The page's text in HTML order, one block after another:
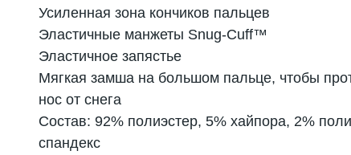
Усиленная зона кончиков пальцев
Эластичные манжеты Snug-Cuff™
Эластичное запястье
Мягкая замша на большом пальце, чтобы
нос от снега
Состав: 92% полиэстер, 5% хайпора, 2%
спандекс